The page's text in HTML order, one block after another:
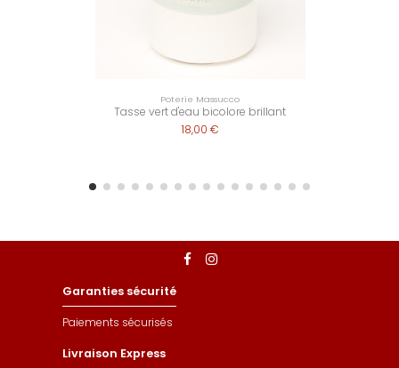
Poterie Massucco
Tasse vert d'eau bicolore brillant
18,00 €
Garanties sécurité
Paiements sécurisés
Livraison Express